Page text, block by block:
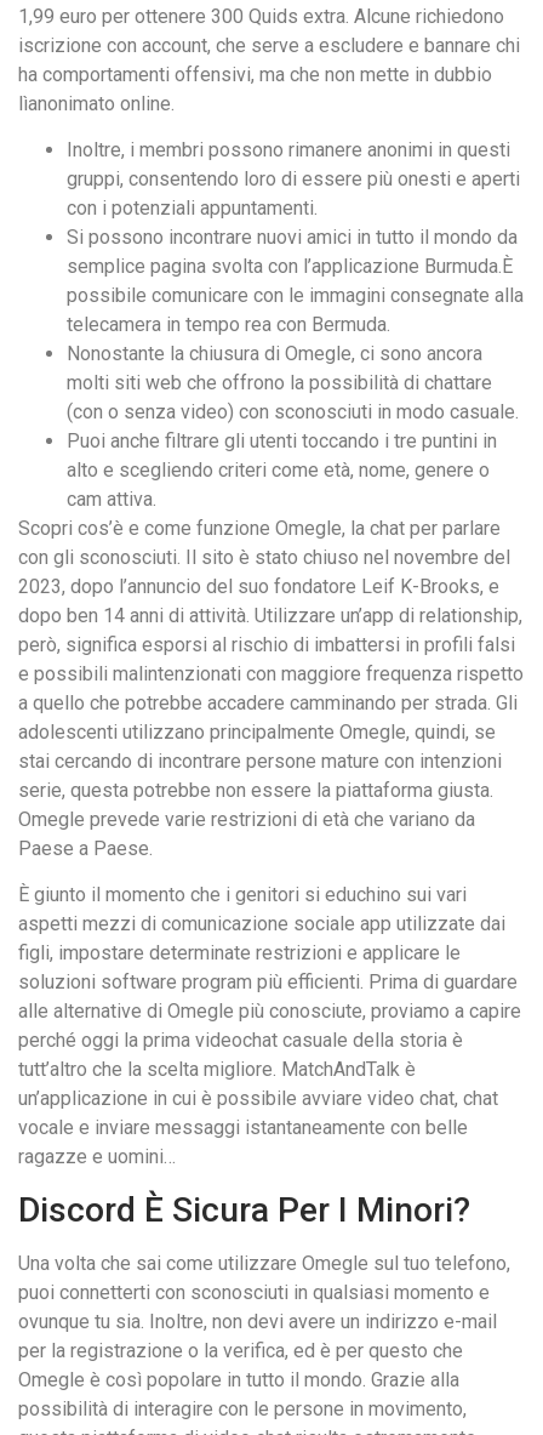
1,99 euro per ottenere 300 Quids extra. Alcune richiedono
iscrizione con account, che serve a escludere e bannare chi
ha comportamenti offensivi, ma che non mette in dubbio
lìanonimato online.
Inoltre, i membri possono rimanere anonimi in questi
gruppi, consentendo loro di essere più onesti e aperti
con i potenziali appuntamenti.
Si possono incontrare nuovi amici in tutto il mondo da
semplice pagina svolta con l’applicazione Burmuda.È
possibile comunicare con le immagini consegnate alla
telecamera in tempo rea con Bermuda.
Nonostante la chiusura di Omegle, ci sono ancora
molti siti web che offrono la possibilità di chattare
(con o senza video) con sconosciuti in modo casuale.
Puoi anche filtrare gli utenti toccando i tre puntini in
alto e scegliendo criteri come età, nome, genere o
cam attiva.
Scopri cos’è e come funzione Omegle, la chat per parlare
con gli sconosciuti. Il sito è stato chiuso nel novembre del
2023, dopo l’annuncio del suo fondatore Leif K-Brooks, e
dopo ben 14 anni di attività. Utilizzare un’app di relationship,
però, significa esporsi al rischio di imbattersi in profili falsi
e possibili malintenzionati con maggiore frequenza rispetto
a quello che potrebbe accadere camminando per strada. Gli
adolescenti utilizzano principalmente Omegle, quindi, se
stai cercando di incontrare persone mature con intenzioni
serie, questa potrebbe non essere la piattaforma giusta.
Omegle prevede varie restrizioni di età che variano da
Paese a Paese.
È giunto il momento che i genitori si educhino sui vari
aspetti mezzi di comunicazione sociale app utilizzate dai
figli, impostare determinate restrizioni e applicare le
soluzioni software program più efficienti. Prima di guardare
alle alternative di Omegle più conosciute, proviamo a capire
perché oggi la prima videochat casuale della storia è
tutt’altro che la scelta migliore. MatchAndTalk è
un’applicazione in cui è possibile avviare video chat, chat
vocale e inviare messaggi istantaneamente con belle
ragazze e uomini…
Discord È Sicura Per I Minori?
Una volta che sai come utilizzare Omegle sul tuo telefono,
puoi connetterti con sconosciuti in qualsiasi momento e
ovunque tu sia. Inoltre, non devi avere un indirizzo e-mail
per la registrazione o la verifica, ed è per questo che
Omegle è così popolare in tutto il mondo. Grazie alla
possibilità di interagire con le persone in movimento,